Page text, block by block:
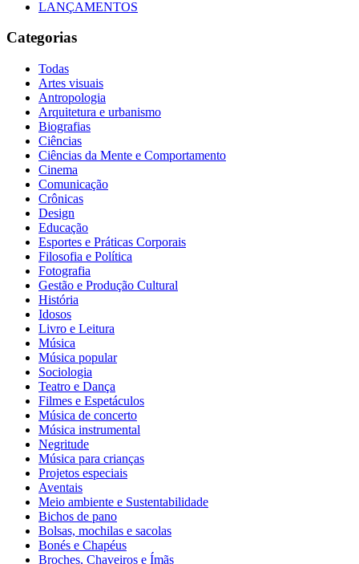
LANÇAMENTOS
Categorias
Todas
Artes visuais
Antropologia
Arquitetura e urbanismo
Biografias
Ciências
Ciências da Mente e Comportamento
Cinema
Comunicação
Crônicas
Design
Educação
Esportes e Práticas Corporais
Filosofia e Política
Fotografia
Gestão e Produção Cultural
História
Idosos
Livro e Leitura
Música
Música popular
Sociologia
Teatro e Dança
Filmes e Espetáculos
Música de concerto
Música instrumental
Negritude
Música para crianças
Projetos especiais
Aventais
Meio ambiente e Sustentabilidade
Bichos de pano
Bolsas, mochilas e sacolas
Bonés e Chapéus
Broches, Chaveiros e Ímãs